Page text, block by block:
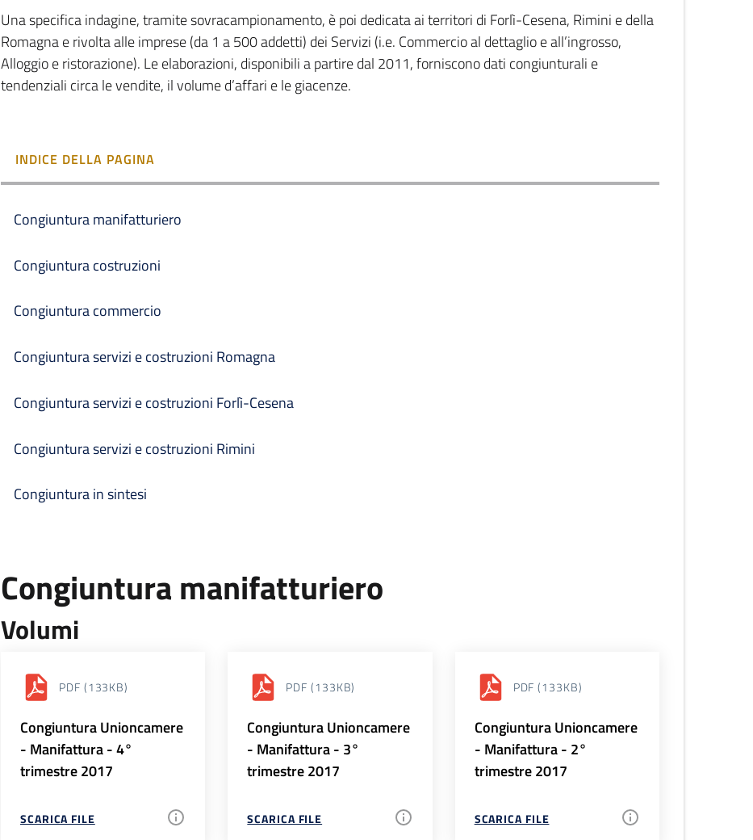
Una specifica indagine, tramite sovracampionamento, è poi dedicata ai territori di Forlì-Cesena, Rimini e della
Romagna e rivolta alle imprese (da 1 a 500 addetti) dei Servizi (i.e. Commercio al dettaglio e all’ingrosso,
Alloggio e ristorazione). Le elaborazioni, disponibili a partire dal 2011, forniscono dati congiunturali e
tendenziali circa le vendite, il volume d’affari e le giacenze.
INDICE DELLA PAGINA
Congiuntura manifatturiero
Congiuntura costruzioni
Congiuntura commercio
Congiuntura servizi e costruzioni Romagna
Congiuntura servizi e costruzioni Forlì-Cesena
Congiuntura servizi e costruzioni Rimini
Congiuntura in sintesi
Congiuntura manifatturiero
Volumi
PDF (133KB)
Congiuntura Unioncamere
- Manifattura - 4°
trimestre 2017
SCARICA FILE
PDF (133KB)
Congiuntura Unioncamere
- Manifattura - 3°
trimestre 2017
SCARICA FILE
PDF (133KB)
Congiuntura Unioncamere
- Manifattura - 2°
trimestre 2017
SCARICA FILE